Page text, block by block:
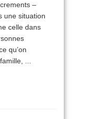
–
une situation
celle dans
qu’on
...